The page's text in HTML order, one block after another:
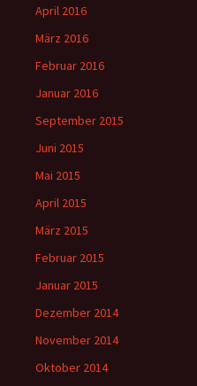
April 2016
März 2016
Februar 2016
Januar 2016
September 2015
Juni 2015
Mai 2015
April 2015
März 2015
Februar 2015
Januar 2015
Dezember 2014
November 2014
Oktober 2014